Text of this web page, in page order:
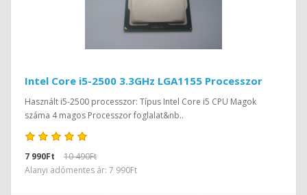
Intel Core i5-2500 3.3GHz LGA1155 Processzor
Használt i5-2500 processzor: Típus Intel Core i5 CPU Magok
száma 4 magos Processzor foglalat&nb..
7 990Ft
10 490Ft
Alanyi adómentes ár: 7 990Ft